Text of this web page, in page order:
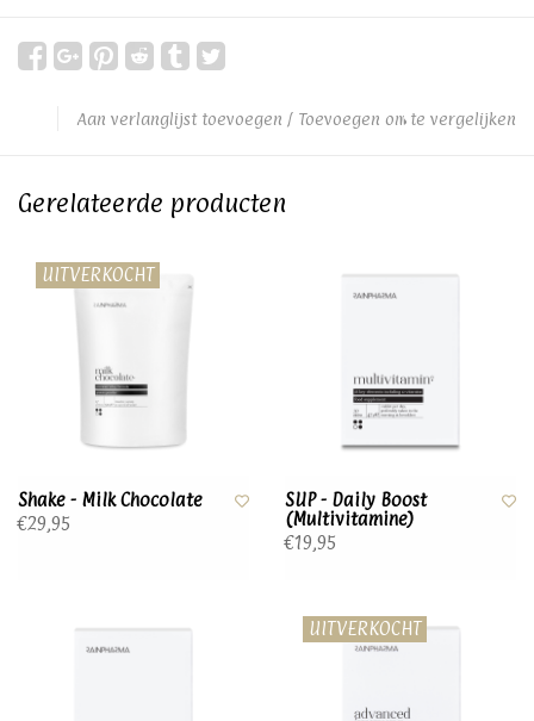
Aan verlanglijst toevoegen / Toevoegen om te vergelijken
Gerelateerde producten
UITVERKOCHT
Shake - Milk Chocolate
€29,95
SUP - Daily Boost
(Multivitamine)
€19,95
UITVERKOCHT